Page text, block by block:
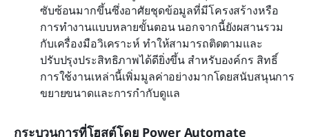
ซับซ้อนมากขึ้นซึ่งอาศัยชุดข้อมูลที่มีโครงสร้างหรือ
การทำงานแบบหลายขั้นตอน นอกจากนี้ยังผสานรวม
กับเครื่องมือวิเคราะห์ ทำให้สามารถติดตามและ
ปรับปรุงประสิทธิภาพได้ดียิ่งขึ้น สำหรับองค์กร สิทธิ์
การใช้งานเหล่านี้เพิ่มมูลค่าอย่างมากโดยสนับสนุนการ
ขยายขนาดและการกำกับดูแล
กระบวนการที่โฮสต์โดย Power Automate